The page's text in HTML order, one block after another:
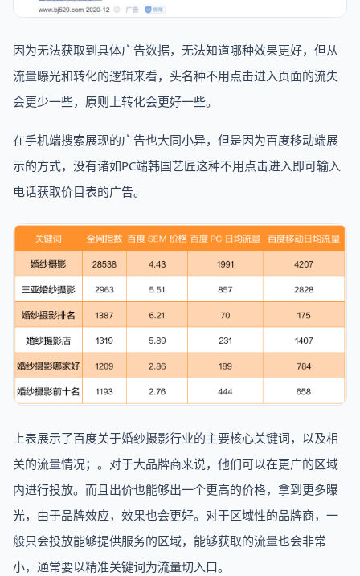
因为无法获取到具体广告数据，无法知道哪种效果更好，但从
流量曝光和转化的逻辑来看，头名种不用点击进入页面的流失
会更少一些，原则上转化会更好一些。
在手机端搜索展现的广告也大同小异，但是因为百度移动端展
示的方式，没有诸如PC端韩国艺匠这种不用点击进入即可输入
电话获取价目表的广告。
上表展示了百度关于婚纱摄影行业的主要核心关键词，以及相
关的流量情况；。对于大品牌商来说，他们可以在更广的区域
内进行投放。而且出价也能够出一个更高的价格，拿到更多曝
光，由于品牌效应，效果也会更好。对于区域性的品牌商，一
般只会投放能够提供服务的区域，能够获取的流量也会非常
小，通常要以精准关键词为流量切入口。